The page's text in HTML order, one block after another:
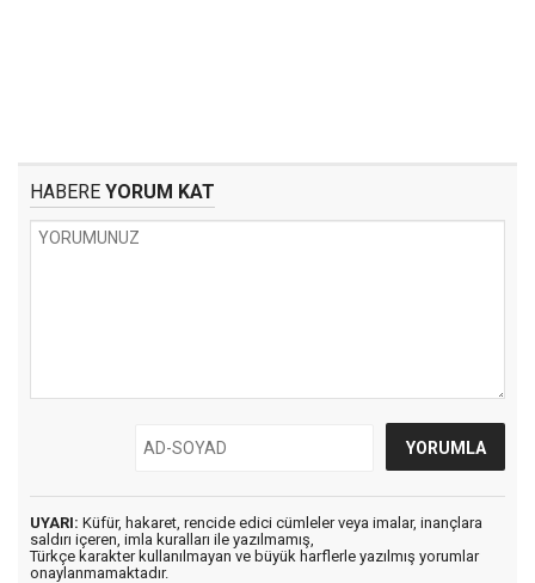
HABERE YORUM KAT
UYARI: Küfür, hakaret, rencide edici cümleler veya imalar, inançlara
saldırı içeren, imla kuralları ile yazılmamış,
Türkçe karakter kullanılmayan ve büyük harflerle yazılmış yorumlar
onaylanmamaktadır.